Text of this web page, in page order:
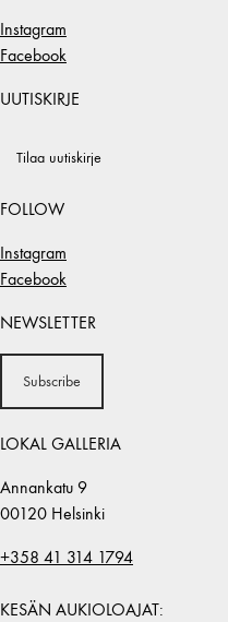
Instagram
Facebook
UUTISKIRJE
Tilaa uutiskirje
FOLLOW
Instagram
Facebook
NEWSLETTER
Subscribe
LOKAL GALLERIA
Annankatu 9
00120 Helsinki
+358 41 314 1794
KESÄN AUKIOLOAJAT: